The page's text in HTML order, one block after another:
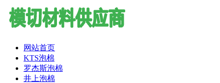
网站首页
KTS泡棉
罗杰斯泡棉
井上泡棉